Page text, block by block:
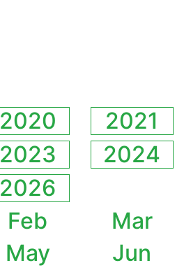
2020
2021
2023
2024
2026
Feb
Mar
May
Jun